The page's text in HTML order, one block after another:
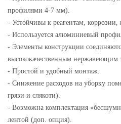
профилями 4-7 мм).
- Устойчивы к реагентам, коррозии,
- Используется алюминиевый
- Элементы конструкции
высококачественным нержавеющим
- Простой и удобный монтаж.
- Снижение расходов на уборку
грязи и слякоти).
- Возможна комплектация
лентой (доп. опция).